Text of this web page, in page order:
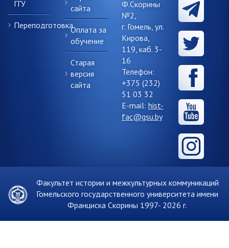
ГГУ
Переподготовка
сайта
Оплата за
обучение
Старая
версия
сайта
Ф.Скорины
№2,
г. Гомель, ул.
Кирова,
119, каб. 3-
16
Телефон:
+375 (232)
51 03 32
E-mail: hist-
fac@gsu.by
Факультет истории и межкультурных коммуникаций
Гомельского государственного университета имени
Франциска Скорины 1997- 2026 г.